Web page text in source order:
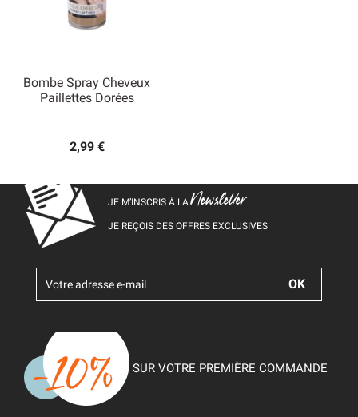
Bombe Spray Cheveux
Paillettes Dorées
2,99 €
JE M’INSCRIS À LANewsletter
JE REÇOIS DES OFFRES EXCLUSIVES
SUR VOTRE PREMIÈRE COMMANDE